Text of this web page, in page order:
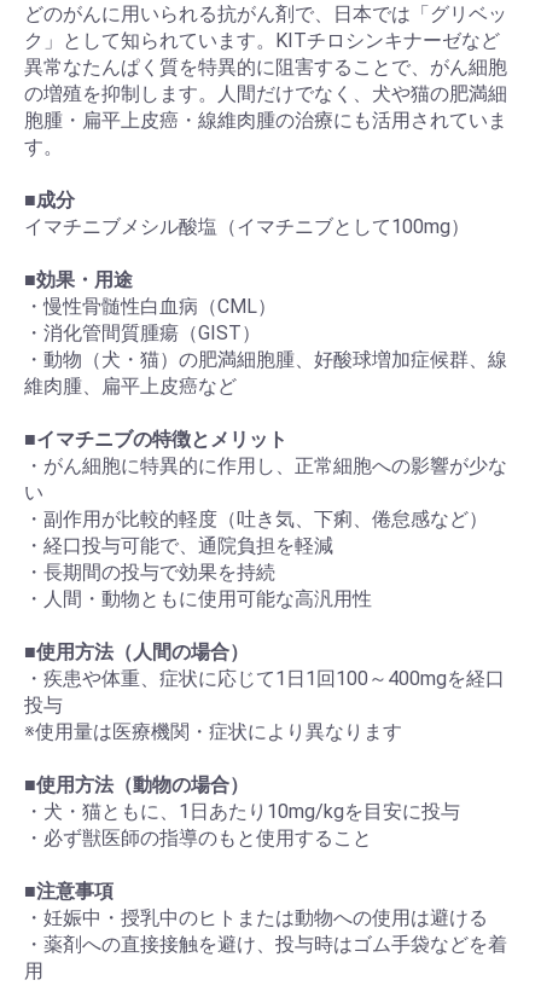
どのがんに用いられる抗がん剤で、日本では「グリベッ
ク」として知られています。KITチロシンキナーゼなど
異常なたんぱく質を特異的に阻害することで、がん細胞
の増殖を抑制します。人間だけでなく、犬や猫の肥満細
胞腫・扁平上皮癌・線維肉腫の治療にも活用されていま
す。
■成分
イマチニブメシル酸塩（イマチニブとして100mg）
■効果・用途
・慢性骨髄性白血病（CML）
・消化管間質腫瘍（GIST）
・動物（犬・猫）の肥満細胞腫、好酸球増加症候群、線
維肉腫、扁平上皮癌など
■イマチニブの特徴とメリット
・がん細胞に特異的に作用し、正常細胞への影響が少な
い
・副作用が比較的軽度（吐き気、下痢、倦怠感など）
・経口投与可能で、通院負担を軽減
・長期間の投与で効果を持続
・人間・動物ともに使用可能な高汎用性
■使用方法（人間の場合）
・疾患や体重、症状に応じて1日1回100～400mgを経口
投与
※使用量は医療機関・症状により異なります
■使用方法（動物の場合）
・犬・猫ともに、1日あたり10mg/kgを目安に投与
・必ず獣医師の指導のもと使用すること
■注意事項
・妊娠中・授乳中のヒトまたは動物への使用は避ける
・薬剤への直接接触を避け、投与時はゴム手袋などを着
用